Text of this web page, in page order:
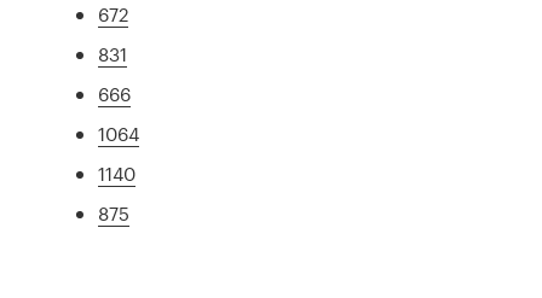
672
831
666
1064
1140
875